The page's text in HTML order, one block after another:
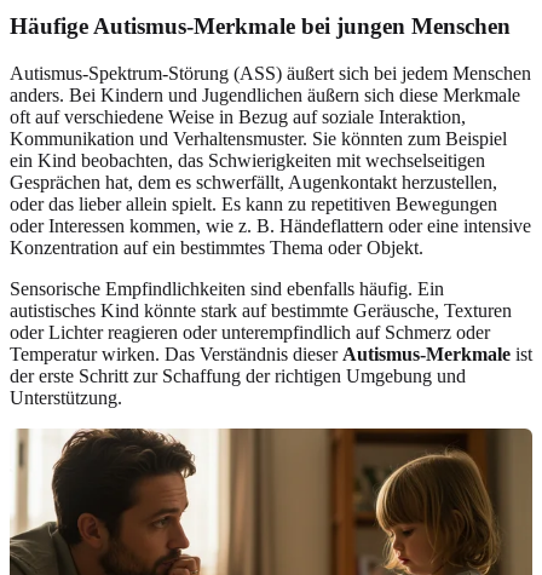
Häufige Autismus-Merkmale bei jungen Menschen
Autismus-Spektrum-Störung (ASS) äußert sich bei jedem Menschen
anders. Bei Kindern und Jugendlichen äußern sich diese Merkmale
oft auf verschiedene Weise in Bezug auf soziale Interaktion,
Kommunikation und Verhaltensmuster. Sie könnten zum Beispiel
ein Kind beobachten, das Schwierigkeiten mit wechselseitigen
Gesprächen hat, dem es schwerfällt, Augenkontakt herzustellen,
oder das lieber allein spielt. Es kann zu repetitiven Bewegungen
oder Interessen kommen, wie z. B. Händeflattern oder eine intensive
Konzentration auf ein bestimmtes Thema oder Objekt.
Sensorische Empfindlichkeiten sind ebenfalls häufig. Ein
autistisches Kind könnte stark auf bestimmte Geräusche, Texturen
oder Lichter reagieren oder unterempfindlich auf Schmerz oder
Temperatur wirken. Das Verständnis dieser Autismus-Merkmale ist
der erste Schritt zur Schaffung der richtigen Umgebung und
Unterstützung.